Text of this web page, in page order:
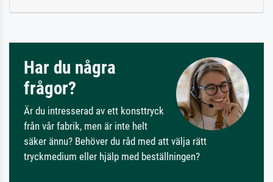
Har du några
frågor?
Är du intresserad av ett konsttryck
från vår fabrik, men är inte helt
säker ännu? Behöver du råd med att välja rätt
tryckmedium eller hjälp med beställningen?